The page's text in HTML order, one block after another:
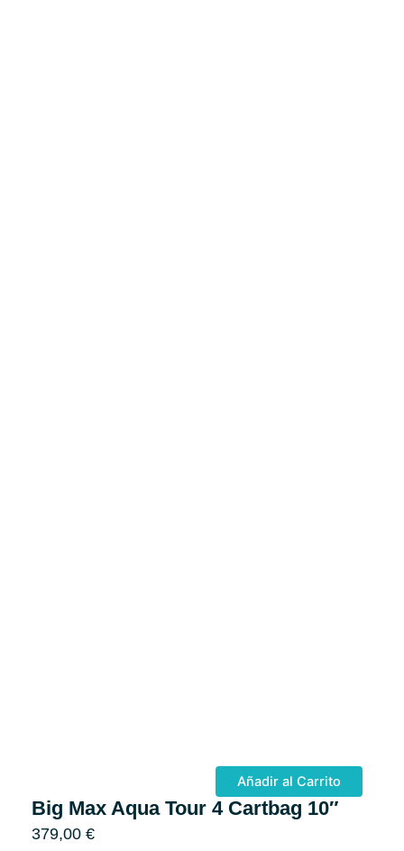
Añadir al Carrito
Big Max Aqua Tour 4 Cartbag 10″
379,00 €